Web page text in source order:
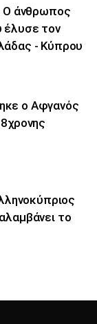
Ο άνθρωπος
έλυσε τον
- Κύπρου
ο Αφγανός
το